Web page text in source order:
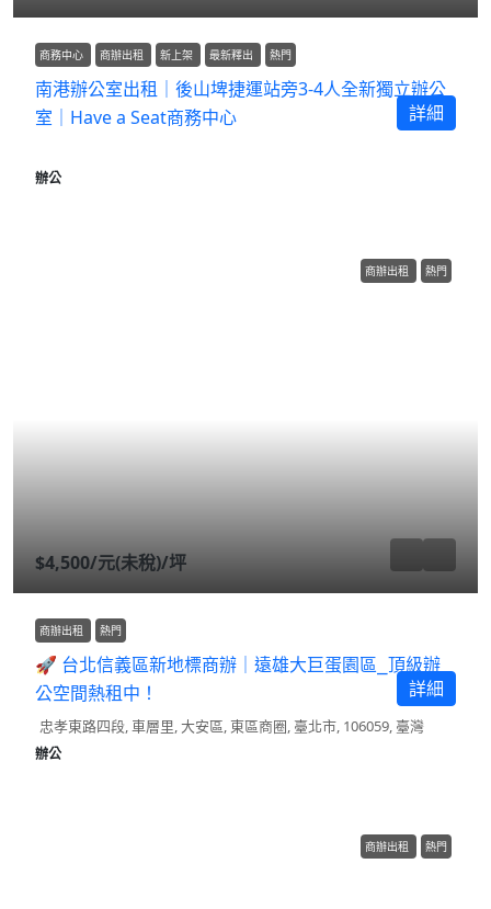
商務中心 商辦出租 新上架 最新釋出 熱門
南港辦公室出租｜後山埤捷運站旁3-4人全新獨立辦公
室｜Have a Seat商務中心
辦公
詳細
商辦出租 熱門
$4,500/元(未稅)/坪
商辦出租 熱門
🚀 台北信義區新地標商辦｜遠雄大巨蛋園區⎯頂級辦
公空間熱租中！
忠孝東路四段, 車層里, 大安區, 東區商圈, 臺北市, 106059, 臺灣
辦公
詳細
商辦出租 熱門